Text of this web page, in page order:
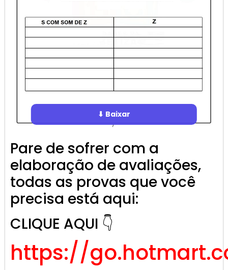
⬇ Baixar
Pare de sofrer com a
elaboração de avaliações,
todas as provas que você
precisa está aqui:
CLIQUE AQUI 👇
https://